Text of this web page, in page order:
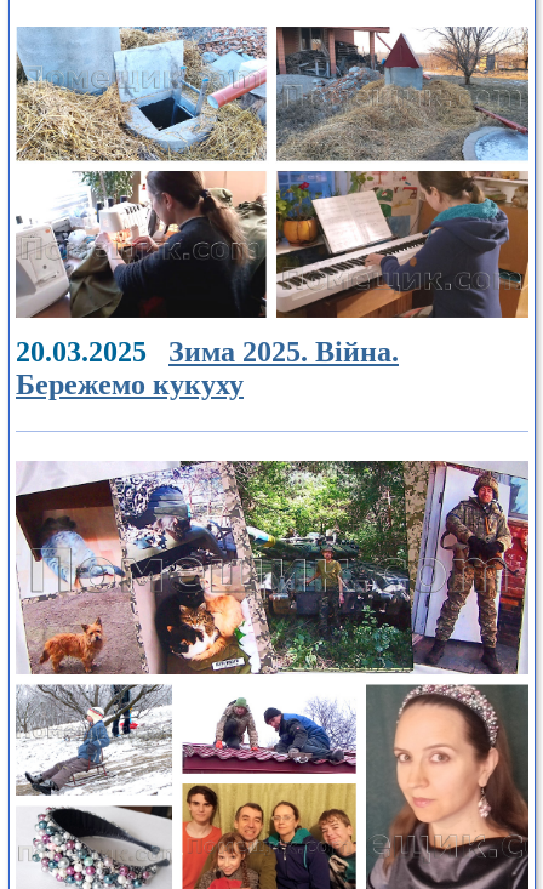
20.03.2025 Зима 2025. Війна.
Бережемо кукуху